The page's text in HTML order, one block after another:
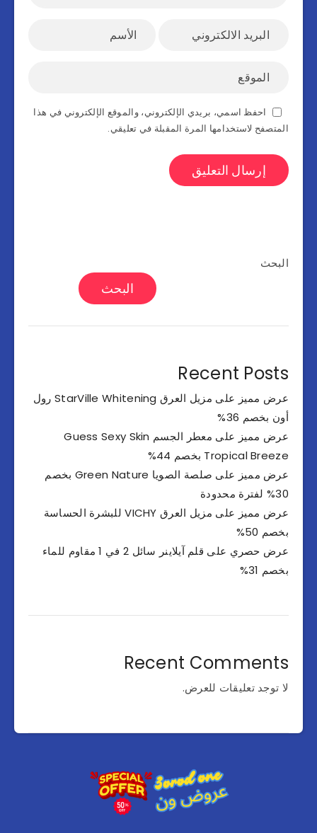
احفظ اسمي، بريدي الإلكتروني، والموقع الإلكتروني في هذا
المتصفح لاستخدامها المرة المقبلة في تعليقي.
البحث
البحث
Recent Posts
عرض مميز على مزيل العرق StarVille Whitening رول
أون بخصم 36%
عرض مميز على معطر الجسم Guess Sexy Skin
Tropical Breeze بخصم 44%
عرض مميز على صلصة الصويا Green Nature بخصم
30% لفترة محدودة
عرض مميز على مزيل العرق VICHY للبشرة الحساسة
بخصم 50%
عرض حصري على قلم آيلاينر سائل 2 في 1 مقاوم للماء
بخصم 31%
Recent Comments
لا توجد تعليقات للعرض.